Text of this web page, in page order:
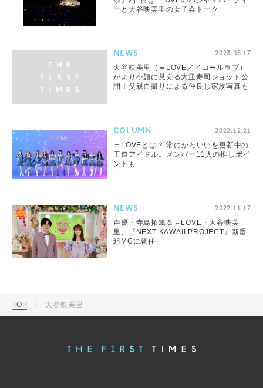
ーと大谷映美里の女子会トーク
NEWS 2023.05.17
大谷映美里（＝LOVE／イコールラブ）
がより小顔に見える大皿寿司ショット公
開！父親自撮りによる仲良し家族写真も
COLUMN 2022.12.21
＝LOVEとは？ 常にかわいいを更新中の
王道アイドル。メンバー11人の推しポイ
ントも
NEWS 2022.11.17
声優・寺島拓篤＆＝LOVE・大谷映美
里、『NEXT KAWAII PROJECT』新番
組MCに就任
TOP 大谷映美里